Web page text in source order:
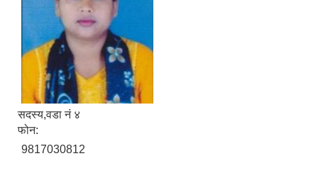
सदस्य,वडा नं ४
फोन:
9817030812